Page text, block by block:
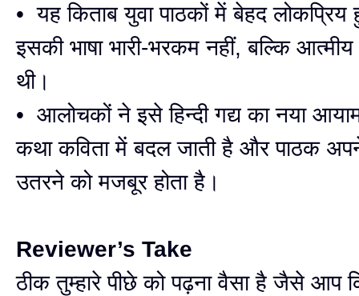
• यह किताब युवा पाठकों में बेहद लोकप्रिय
इसकी भाषा भारी-भरकम नहीं, बल्कि
थी।
• आलोचकों ने इसे हिन्दी गद्य का नया
कथा कविता में बदल जाती है और पाठक
उतरने को मजबूर होता है।
Reviewer’s Take
ठीक तुम्हारे पीछे को पढ़ना वैसा है जैसे आप